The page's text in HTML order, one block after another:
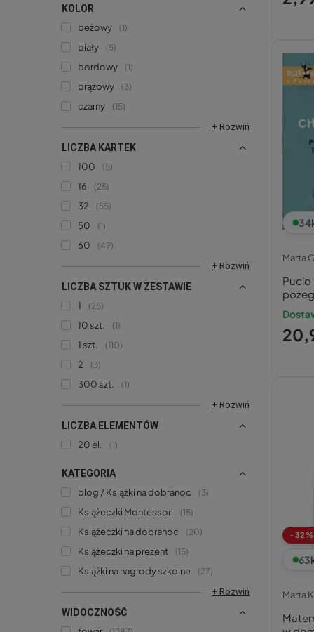
KOLOR
beżowy
1
biały 5
bordowy 1
brązowy 3
czarny
15
+ Rozwiń
LICZBA KARTEK
100
5
16 25
32 55
50 1
60
49
+ Rozwiń
LICZBA SZTUK W ZESTAWIE
1
25
10 szt. 1
1 szt. 110
2 3
300 szt.
1
+ Rozwiń
LICZBA ELEMENTÓW
20 el.
1
KATEGORIA
blog / Książki na dobranoc
3
Książeczki Montessori 15
Książeczki na dobranoc 20
Książeczki na prezent 15
Książki na nagrody szkolne
27
+ Rozwiń
WIDOCZNOŚĆ
34
Marta
Pucio
-32%
63
Marta